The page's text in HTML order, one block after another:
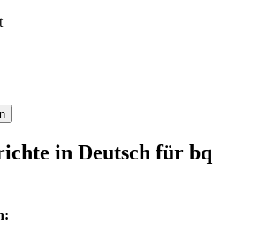
in Deutsch für bq